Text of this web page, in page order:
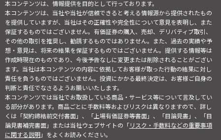
本コンテンツは、情報提供を目的として行っております。
本コンテンツは、当社や当社が信頼できると考える情報源から提供されたもの
を提供していますが、当社はその正確性や完全性について意見を表明し、また
保証するものではございません。有価証券の購入、売却、デリバティブ取引、
その他の取引を推奨し、勧誘するものではありません。また、過去の実績や予
想・意見は、将来の結果を保証するものではございません。提供する情報等は
作成時現在のものであり、今後予告なしに変更または削除されることがござい
ます。当社は本コンテンツの内容に依拠してお客様が取った行動の結果に対し
責任を負うものではございません。投資にかかる最終決定は、お客様ご自身の
判断と責任でなさるようお願いいたします。
本コンテンツでは当社でお取扱している商品・サービス等について言及してい
る部分があります。商品ごとに手数料等およびリスクは異なりますので、詳し
くは「契約締結前交付書面」、「上場有価証券等書面」、「目論見書」、「目
論見書補完書面」または当社ウェブサイトの「リスク・手数料などの重要事項
に関する説明」をよくお読みください。